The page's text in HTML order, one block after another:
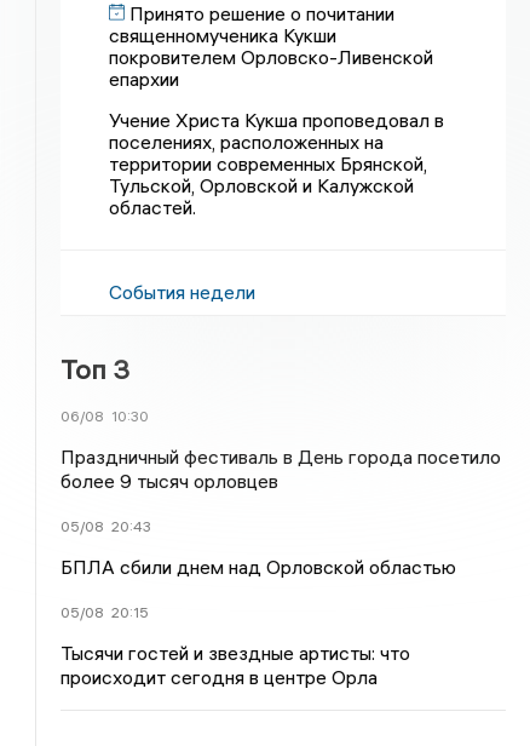
Принято решение о почитании
священномученика Кукши
покровителем Орловско-Ливенской
епархии
Учение Христа Кукша проповедовал в
поселениях, расположенных на
территории современных Брянской,
Тульской, Орловской и Калужской
областей.
События недели
Топ 3
06/08 10:30
Праздничный фестиваль в День города посетило
более 9 тысяч орловцев
05/08 20:43
БПЛА сбили днем над Орловской областью
05/08 20:15
Тысячи гостей и звездные артисты: что
происходит сегодня в центре Орла